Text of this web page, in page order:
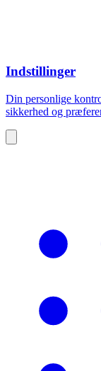
Indstillinger
Din personlige
sikkerhed og